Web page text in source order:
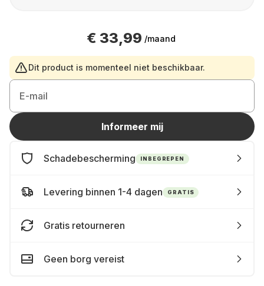
€ 33,99 /maand
Dit product is momenteel niet beschikbaar.
E-mail
Informeer mij
Schadebescherming INBEGREPEN
Levering binnen 1-4 dagen GRATIS
Gratis retourneren
Geen borg vereist